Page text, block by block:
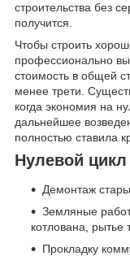
строительства без
получится.
Чтобы строить
профессионально
стоимость в общей
менее трети.
когда экономия на
дальнейшее
полностью ставила
Нулевой
Демонтаж
Земляные
котлована, рытье
Прокладку